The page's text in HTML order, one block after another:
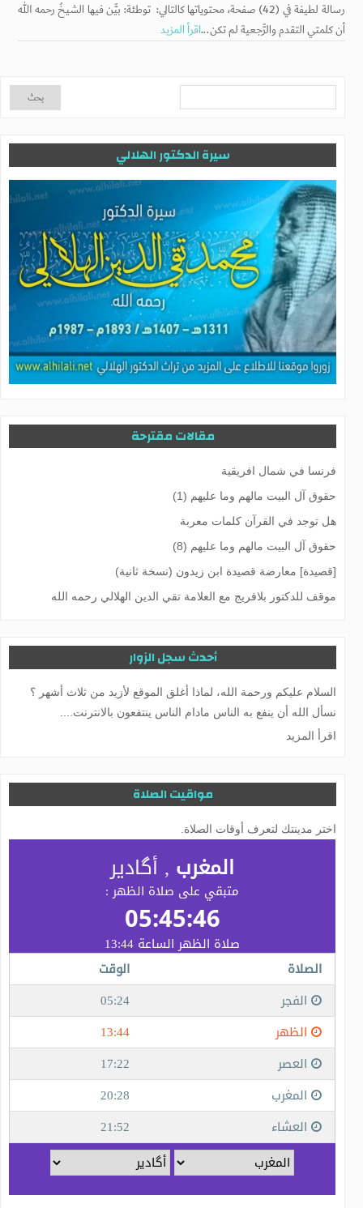
رسالة لطيفة في (42) صفحة، محتوياتها كالتالي: توطئة: بيَّن فيها الشيخُ رحمه الله
أن كلمتي التقدم والرَّجعية لم تكن...اقرأ المزيد
سيرة الدكتور الهلالي
مقالات مقترحة
فرنسا في شمال افريقية
حقوق آل البيت مالهم وما عليهم (1)
هل توجد في القرآن كلمات معربة
حقوق آل البيت مالهم وما عليهم (8)
[قصيدة] معارضة قصيدة ابن زيدون (نسخة ثانية)
موقف للدكتور بلافريج مع العلامة تقي الدين الهلالي رحمه الله
أحدث سجل الزوار
السلام عليكم ورحمة الله، لماذا أغلق الموقع لأزيد من ثلاث أشهر ؟
نسأل الله أن ينفع به الناس مادام الناس ينتفعون بالانترنت....
اقرأ المزيد
مواقيت الصلاة
اختر مدينتك لتعرف أوقات الصلاة.